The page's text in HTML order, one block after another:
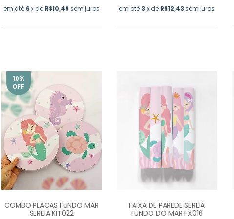
em até 6 x de R$10,49 sem juros em até 3 x de R$12,43 sem juros
10%
OFF
COMBO PLACAS FUNDO MAR
SEREIA KIT022
FAIXA DE PAREDE SEREIA
FUNDO DO MAR FX016